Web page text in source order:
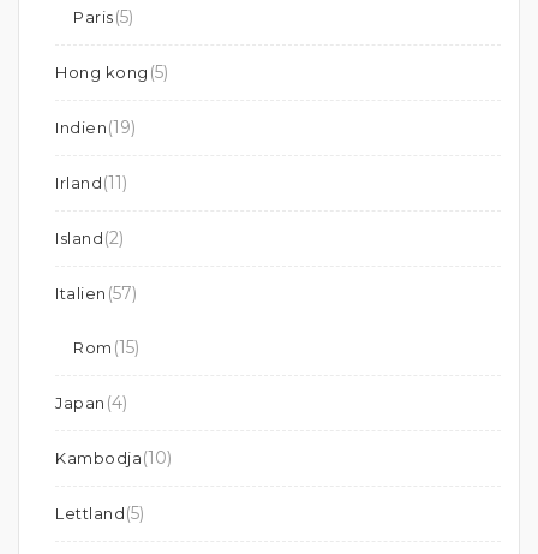
Paris(5)
Hong kong (5)
Indien(19)
Irland(11)
Island(2)
Italien (57)
Rom (15)
Japan (4)
Kambodja(10)
Lettland(5)